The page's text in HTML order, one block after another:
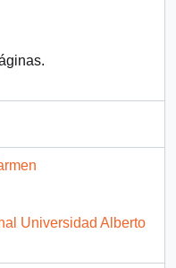
Universidad Alberto